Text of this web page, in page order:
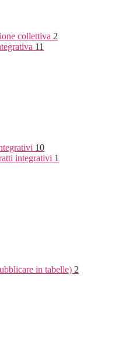
collettiva 2
11
10
integrativi 1
in tabelle) 2